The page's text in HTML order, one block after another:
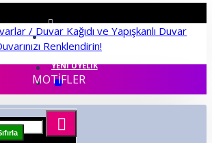
ÜYE GIRIŞI
YENI ÜYELIK
MOTİFLER